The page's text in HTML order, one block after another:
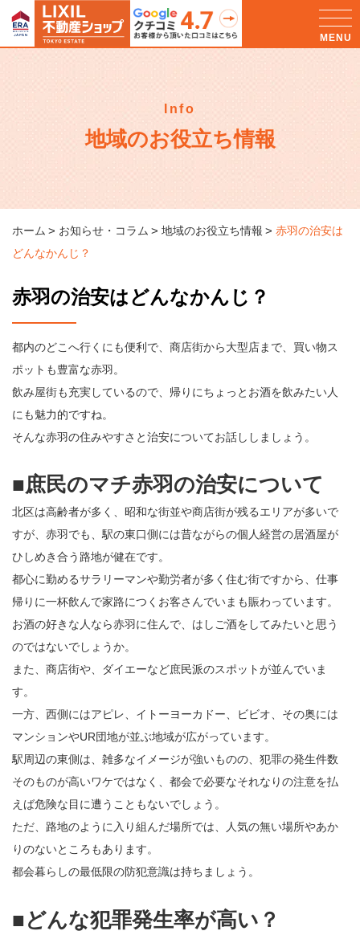
Info
地域のお役立ち情報
ホーム お知らせ・コラム 地域のお役立ち情報
赤羽の治安は
どんなかんじ？
赤羽の治安はどんなかんじ？
都内のどこへ行くにも便利で、商店街から大型店まで、買い物ス
ポットも豊富な赤羽。
飲み屋街も充実しているので、帰りにちょっとお酒を飲みたい人
にも魅力的ですね。
そんな赤羽の住みやすさと治安についてお話ししましょう。
■庶民のマチ赤羽の治安について
北区は高齢者が多く、昭和な街並や商店街が残るエリアが多いで
すが、赤羽でも、駅の東口側には昔ながらの個人経営の居酒屋が
ひしめき合う路地が健在です。
都心に勤めるサラリーマンや勤労者が多く住む街ですから、仕事
帰りに一杯飲んで家路につくお客さんでいまも賑わっています。
お酒の好きな人なら赤羽に住んで、はしご酒をしてみたいと思う
のではないでしょうか。
また、商店街や、ダイエーなど庶民派のスポットが並んでいま
す。
一方、西側にはアピレ、イトーヨーカドー、ビビオ、その奥には
マンションやUR団地が並ぶ地域が広がっています。
駅周辺の東側は、雑多なイメージが強いものの、犯罪の発生件数
そのものが高いワケではなく、都会で必要なそれなりの注意を払
えば危険な目に遭うこともないでしょう。
ただ、路地のように入り組んだ場所では、人気の無い場所やあか
りのないところもあります。
都会暮らしの最低限の防犯意識は持ちましょう。
■どんな犯罪発生率が高い？